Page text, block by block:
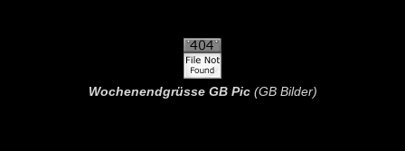
Wochenendgrüsse GB Pic(GB Bilder)